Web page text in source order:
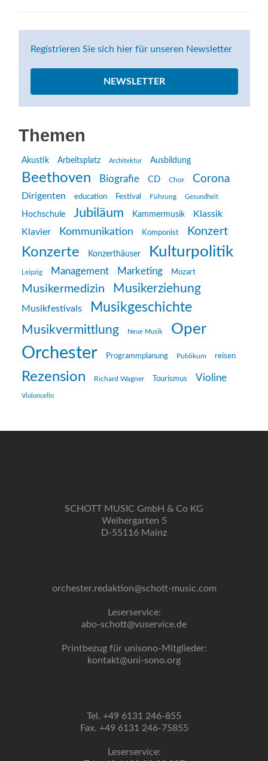
Registrieren Sie sich hier für unseren Newsletter
NEWSLETTER
Themen
Akustik Arbeitsplatz Architektur Ausbildung
Beethoven Biografie CD Chor Corona
Dirigenten education Festival Führung Gesundheit
Hochschule Jubiläum Kammermusik
Klassik
Klavier
Kommunikation Komponist Konzert
Konzerte Konzerthäuser Kulturpolitik
Leipzig Management Marketing Mozart
Musikermedizin Musikerziehung
Musikfestivals Musikgeschichte
Musikvermittlung Neue Musik Oper
Orchester Programmplanung Publikum reisen
Rezension Richard Wagner Tourismus Violine
Violoncello
SCHOTT MUSIC GmbH & Co KG
Weihergarten 5
D-55116 Mainz
orchester.redaktion@schott-music.com
Leserservice:
abo-schott@vuservice.de
Printbezug für unisono-Mitglieder:
kontakt@uni-sono.org
Tel. +49 6131 246-855
Fax. +49 6131 246-75855
Leserservice: